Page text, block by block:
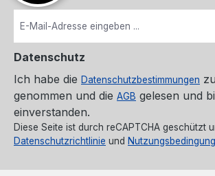
Datenschutz
Ich habe die Datenschutzbestimmungen
genommen und die AGB gelesen und
einverstanden.
Diese Seite ist durch reCAPTCHA geschützt
Datenschutzrichtlinie und